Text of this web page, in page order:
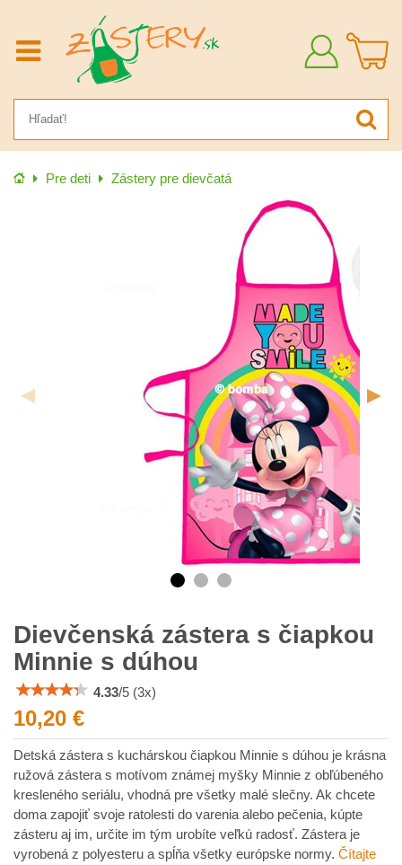
Prihlásiť
Úvod Pre deti Zástery pre dievčatá
Dievčenská zástera s čiapkou
Minnie s dúhou
4.33/5 (3x)
10,20 €
Detská zástera s kuchárskou čiapkou Minnie s dúhou je krásna
ružová zástera s motívom známej myšky Minnie z obľúbeného
kresleného seriálu, vhodná pre všetky malé slečny. Ak chcete
doma zapojiť svoje ratolesti do varenia alebo pečenia, kúpte
zásteru aj im, určite im tým urobíte veľkú radosť. Zástera je
vyrobená z polyesteru a spĺňa všetky európske normy. Čítajte